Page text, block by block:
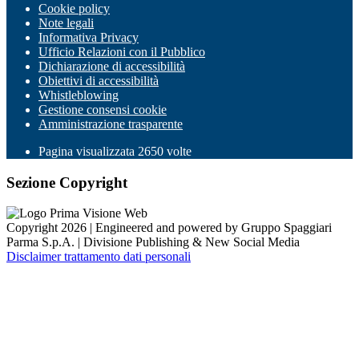
Cookie policy
Note legali
Informativa Privacy
Ufficio Relazioni con il Pubblico
Dichiarazione di accessibilità
Obiettivi di accessibilità
Whistleblowing
Gestione consensi cookie
Amministrazione trasparente
Pagina visualizzata 2650 volte
Sezione Copyright
Copyright 2026 | Engineered and powered by Gruppo Spaggiari
Parma S.p.A. | Divisione Publishing & New Social Media
Disclaimer trattamento dati personali